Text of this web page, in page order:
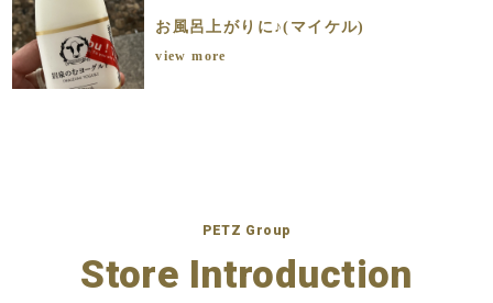
お風呂上がりに♪(マイケル)
view more
PETZ Group
Store Introduction